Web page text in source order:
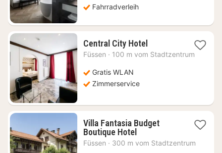
Fahrradverleih
Central City Hotel1
Nacht
Füssen · 100 m vom Stadtzentrum
Gratis WLAN
Zimmerservice
Villa Fantasia Budget
Boutique Hotel1
Nacht
Füssen · 300 m vom Stadtzentrum